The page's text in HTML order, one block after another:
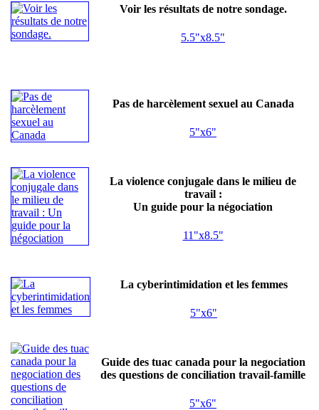
Voir les résultats de notre sondage.
5.5"x8.5"
Pas de harcèlement sexuel au Canada
5"x6"
La violence conjugale dans le milieu de
travail :
Un guide pour la négociation
11"x8.5"
La cyberintimidation et les femmes
5"x6"
Guide des tuac canada pour la negociation
des questions de conciliation travail-famille
5"x6"